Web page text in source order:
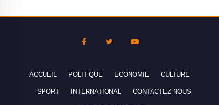
ACCUEIL POLITIQUE ECONOMIE CULTURE
SPORT INTERNATIONAL CONTACTEZ-NOUS